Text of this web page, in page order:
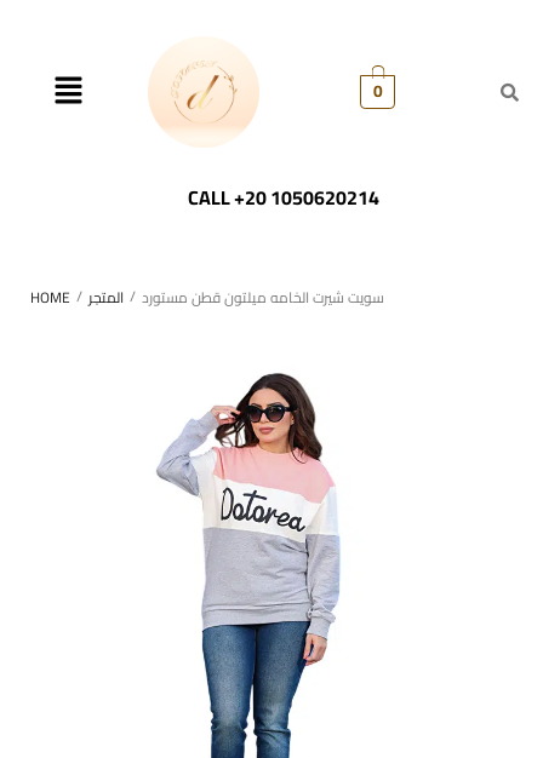
0
CALL +20 1050620214
HOME / المتجر / سويت شيرت الخامه ميلتون قطن مستورد